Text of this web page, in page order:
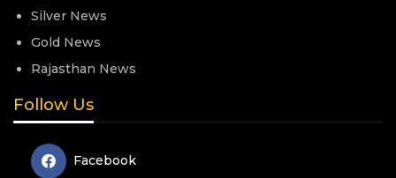
Silver News
Gold News
Rajasthan News
Follow Us
Facebook